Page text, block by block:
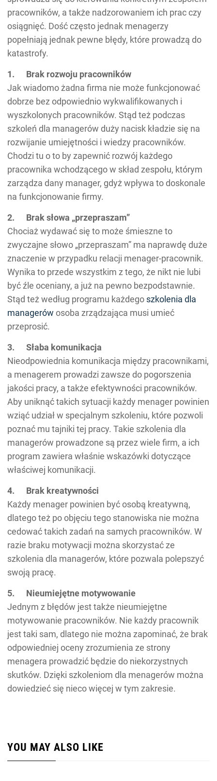
pracowników, a także nadzorowaniem ich prac czy
osiągnięć. Dość często jednak menagerzy
popełniają jednak pewne błędy, które prowadzą do
katastrofy.
1. Brak rozwoju pracowników
Jak wiadomo żadna firma nie może funkcjonować
dobrze bez odpowiednio wykwalifikowanych i
wyszkolonych pracowników. Stąd też podczas
szkoleń dla managerów duży nacisk kładzie się na
rozwijanie umiejętności i wiedzy pracowników.
Chodzi tu o to by zapewnić rozwój każdego
pracownika wchodzącego w skład zespołu, którym
zarządza dany manager, gdyż wpływa to doskonale
na funkcjonowanie firmy.
2. Brak słowa „przepraszam”
Chociaż wydawać się to może śmieszne to
zwyczajne słowo „przepraszam” ma naprawdę duże
znaczenie w przypadku relacji menager-pracownik.
Wynika to przede wszystkim z tego, że nikt nie lubi
być źle oceniany, a już na pewno bezpodstawnie.
Stąd też według programu każdego szkolenia dla
managerów osoba zrządzająca musi umieć
przeprosić.
3. Słaba komunikacja
Nieodpowiednia komunikacja między pracownikami,
a menagerem prowadzi zawsze do pogorszenia
jakości pracy, a także efektywności pracowników.
Aby uniknąć takich sytuacji każdy menager powinien
wziąć udział w specjalnym szkoleniu, które pozwoli
poznać mu tajniki tej pracy. Takie szkolenia dla
managerów prowadzone są przez wiele firm, a ich
program zawiera właśnie wskazówki dotyczące
właściwej komunikacji.
4. Brak kreatywności
Każdy menager powinien być osobą kreatywną,
dlatego też po objęciu tego stanowiska nie można
cedować takich zadań na samych pracowników. W
razie braku motywacji można skorzystać ze
szkolenia dla managerów, które pozwala polepszyć
swoją pracę.
5. Nieumiejętne motywowanie
Jednym z błędów jest także nieumiejętne
motywowanie pracowników. Nie każdy pracownik
jest taki sam, dlatego nie można zapominać, że brak
odpowiedniej oceny zrozumienia ze strony
menagera prowadzić będzie do niekorzystnych
skutków. Dzięki szkoleniom dla menagerów można
dowiedzieć się nieco więcej w tym zakresie.
YOU MAY ALSO LIKE